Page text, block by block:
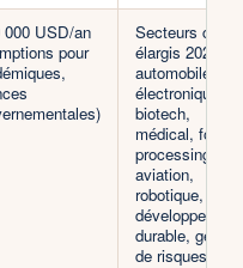
000 USD/an
pour
Secteurs cibles
élargis 2025 :
automobile,
électronique,
biotech,
médical, food
processing,
aviation,
robotique,
développement
durable,
de risques,